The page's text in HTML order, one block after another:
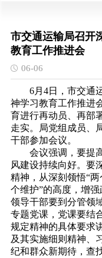
市交通运输局召开
教育工作推进会
06-06
6月4日，市交通运
神学习教育工作推进
育进行再动员、再部
走实。局党组成员、
干部参加会议。
会议强调，要提高
风建设持续向好。要
精神，从深刻领悟“
个维护”的高度，增强
领导干部要到分管领
专题党课，党课要结
规定精神的具体要求
及其实施细则精神、
纪和群众新期待，查